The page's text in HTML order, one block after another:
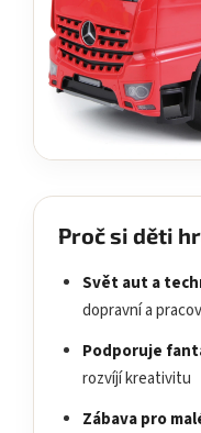
Proč si děti
Svět aut a
dopravní a
Podporuje
rozvíjí kreativitu
Zábava pro